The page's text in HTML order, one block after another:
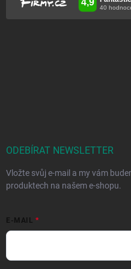
ODEBÍRAT NEWSLETTER
Vložte svůj e-mail a my vám
produktech na našem e-shopu.
E-MAIL